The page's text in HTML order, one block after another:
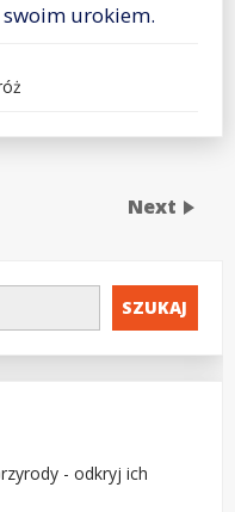
urokiem.
Next
SZUKAJ
- odkryj ich